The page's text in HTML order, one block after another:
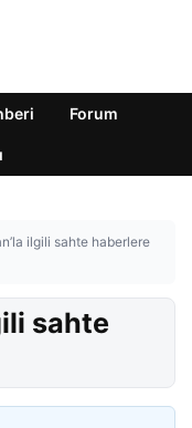
Forum
ilgili sahte haberlere
sahte